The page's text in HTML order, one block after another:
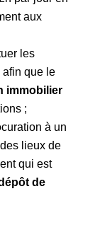
aux
les
afin que le
immobilier
;
à un
lieux de
qui est
de